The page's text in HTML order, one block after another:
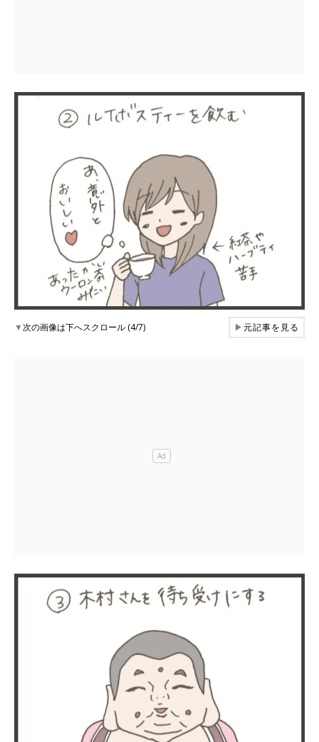
▼次の画像は下へスクロール (4/7) ▶元記事を見る